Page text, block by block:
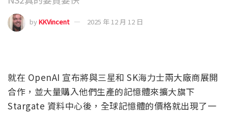
byKKVincent 2025 年 12 月 12 日
就在 OpenAI 宣布將與三星和 SK海力士兩大廠商展開
合作，並大量購入他們生產的記憶體來擴大旗下
Stargate 資料中心後，全球記憶體的價格就出現了一